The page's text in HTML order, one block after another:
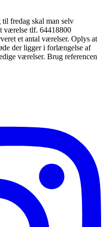
fredag skal man selv
værelse tlf. 64418800
et antal værelser. Oplys at
der ligger i forlængelse af
værelser. Brug referencen